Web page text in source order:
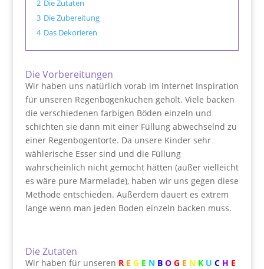
2 Die Zutaten
3 Die Zubereitung
4 Das Dekorieren
Die Vorbereitungen
Wir haben uns natürlich vorab im Internet Inspiration
für unseren Regenbogenkuchen geholt. Viele backen
die verschiedenen farbigen Böden einzeln und
schichten sie dann mit einer Füllung abwechselnd zu
einer Regenbogentorte. Da unsere Kinder sehr
wählerische Esser sind und die Füllung
wahrscheinlich nicht gemocht hätten (außer vielleicht
es wäre pure Marmelade), haben wir uns gegen diese
Methode entschieden. Außerdem dauert es extrem
lange wenn man jeden Boden einzeln backen muss.
Die Zutaten
Wir haben für unseren R E G E N B O G E N K U C H E